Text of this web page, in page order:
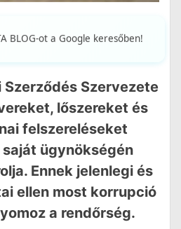
BLOG-ot a Google keresőben!
Szervezete
lőszereket és
felszereléseket
ügynökségén
Ennek jelenlegi és
ellen most korrupció
a rendőrség.